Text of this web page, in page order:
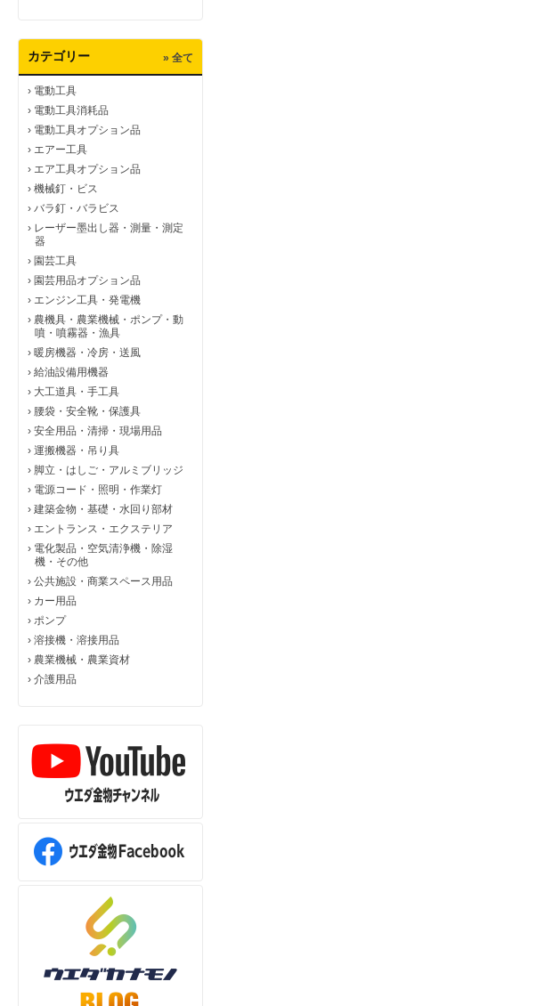
カテゴリー » 全て
› 電動工具
› 電動工具消耗品
› 電動工具オプション品
› エアー工具
› エア工具オプション品
› 機械釘・ビス
› バラ釘・バラビス
› レーザー墨出し器・測量・測定
器
› 園芸工具
› 園芸用品オプション品
› エンジン工具・発電機
› 農機具・農業機械・ポンプ・動
噴・噴霧器・漁具
› 暖房機器・冷房・送風
› 給油設備用機器
› 大工道具・手工具
› 腰袋・安全靴・保護具
› 安全用品・清掃・現場用品
› 運搬機器・吊り具
› 脚立・はしご・アルミブリッジ
› 電源コード・照明・作業灯
› 建築金物・基礎・水回り部材
› エントランス・エクステリア
› 電化製品・空気清浄機・除湿
機・その他
› 公共施設・商業スペース用品
› カー用品
› ポンプ
› 溶接機・溶接用品
› 農業機械・農業資材
› 介護用品